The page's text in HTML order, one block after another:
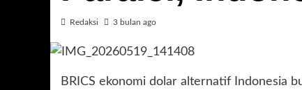
Redaksi 3 bulan ago
BRICS ekonomi dolar alternatif Indonesia